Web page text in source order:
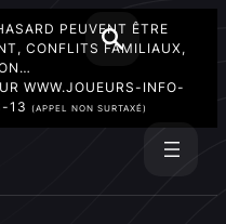
PEUVENT ÊTRE
CONFLITS FAMILIAUX,
WWW.JOUEURS-INFO-
13 (APPEL NON SURTAXÉ)